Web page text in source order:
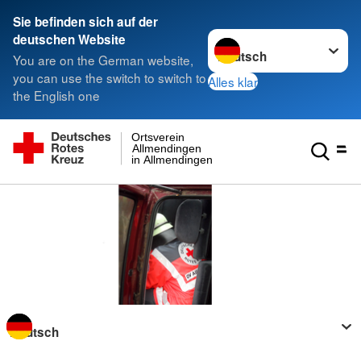
Sie befinden sich auf der
deutschen Website
You are on the German website,
you can use the switch to switch to
the English one
Sprache wechseln zu
Alles klar
in Allmendingen
Allmendingen
Ortsverein
Sprache wechseln zu